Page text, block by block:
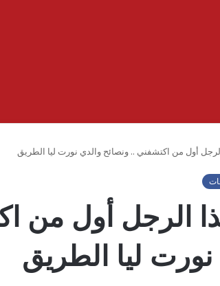
أول من اكتشفني .. ونصائح والدي نورت ليا الطريق
الرجل أول من
ليا الطريق